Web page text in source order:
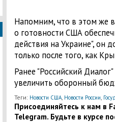
Напомним, что в этом же
о готовности США
действия на Украине", он
только после того, как
Ранее "Российский
увеличить оборонный
Теги: Новости США, Новости России,
Присоединяйтесь к нам в
Telegram. Будьте в курсе